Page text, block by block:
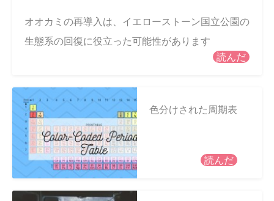
オオカミの再導入は、イエローストーン国立公園の
生態系の回復に役立った可能性があります
読んだ
色分けされた周期表
読んだ